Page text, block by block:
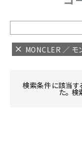
MONCLER ／ モ
検索条件に該当す
た。